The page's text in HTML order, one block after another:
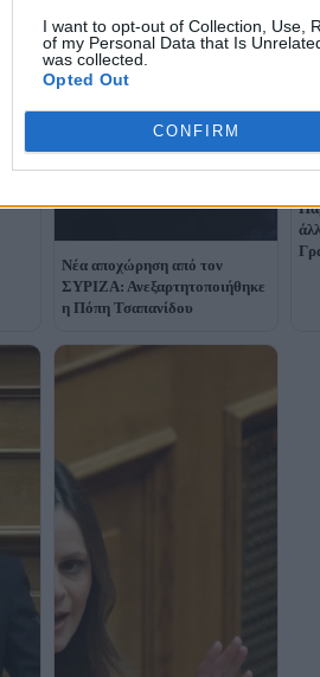
I want to opt-out of Collection, Use,
of my Personal Data that Is
was collected.
Opted Out
CONFIRM
Νέα αποχώρηση από τον
ΣΥΡΙΖΑ: Ανεξαρτητοποιήθηκε
η Πόπη Τσαπανίδου